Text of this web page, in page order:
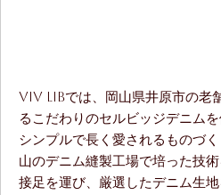
ViV LiBでは、岡山県井原市の老
るこだわりのセルビッジデニム
シンプルで長く愛されるものづ
山のデニム縫製工場で培った技
接足を運び、厳選したデニム生